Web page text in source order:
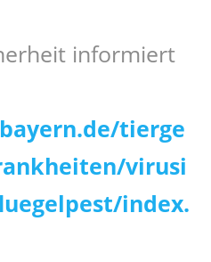
informiert
tierge
virusi
index.